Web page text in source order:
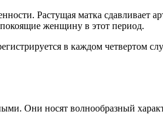
Растущая матка
женщину в этот период.
в каждом четвертом
Они носят волнообразный